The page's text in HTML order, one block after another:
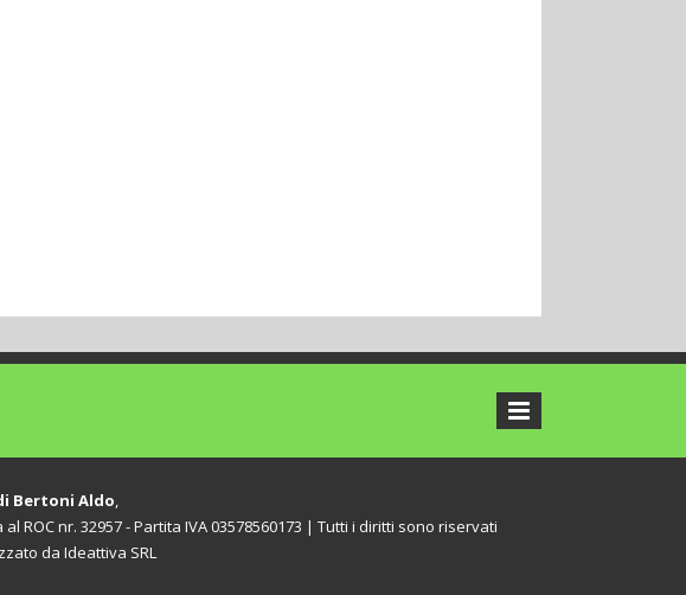
Bertoni Aldo,
ROC nr. 32957 - Partita IVA 03578560173 | Tutti i diritti sono riservati
da Ideattiva SRL